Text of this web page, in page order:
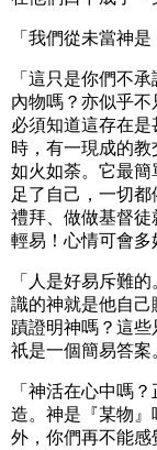
「我們從未當神
「這只是你們不
內物嗎？亦似乎
必須知道這存在
時，有一現成的
如火如荼。它最
足了自己，一切
禮拜、做做基督
輕易！心情可會多
「人是好易斥難
識的神就是他自
蹟證明神嗎？這
祇是一個簡易答案
「神活在心中嗎
造。神是『某物
外，你們再不能